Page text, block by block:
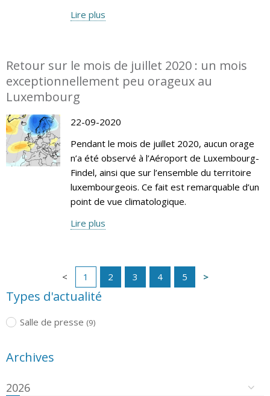
Lire plus
Retour sur le mois de juillet 2020 : un mois
exceptionnellement peu orageux au
Luxembourg
22-09-2020
Pendant le mois de juillet 2020, aucun orage
n’a été observé à l’Aéroport de Luxembourg-
Findel, ainsi que sur l’ensemble du territoire
luxembourgeois. Ce fait est remarquable d’un
point de vue climatologique.
Lire plus
1 2 3 4 5
Types d'actualité
Salle de presse (9)
Archives
2026